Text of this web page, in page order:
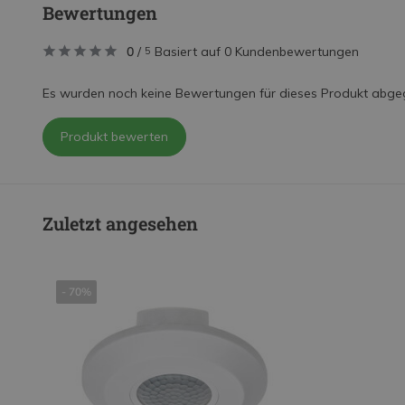
Bewertungen
0 / 5 Basiert auf 0 Kundenbewertungen
Es wurden noch keine Bewertungen für dieses Produkt
Produkt bewerten
Zuletzt angesehen
- 70%